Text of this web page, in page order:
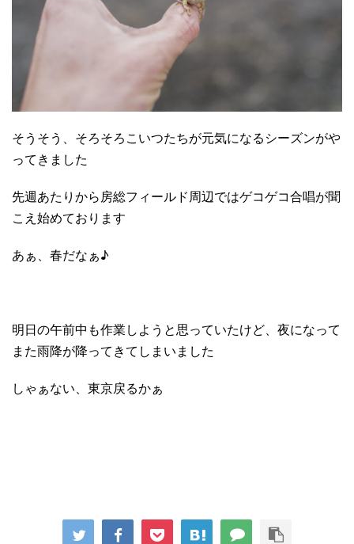
そうそう、そろそろこいつたちが元気になるシーズンがや
ってきました
先週あたりから房総フィールド周辺ではゲコゲコ合唱が聞
こえ始めております
あぁ、春だなぁ♪
明日の午前中も作業しようと思っていたけど、夜になって
また雨降が降ってきてしまいました
しゃぁない、東京戻るかぁ